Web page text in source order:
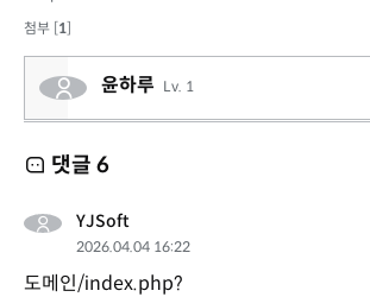
첨부 [1]
윤하루 Lv. 1
댓글 6
YJSoft
2026.04.04 16:22
도메인/index.php?